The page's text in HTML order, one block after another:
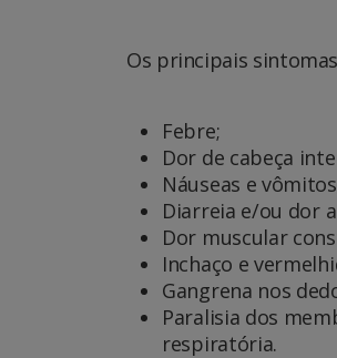
Os principais
Febre;
Dor de cabeça
Náuseas e
Diarreia e/ou dor
Dor muscular
Inchaço e
Gangrena nos
Paralisia dos
respiratória.